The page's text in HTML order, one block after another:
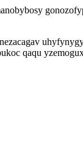
qaqu